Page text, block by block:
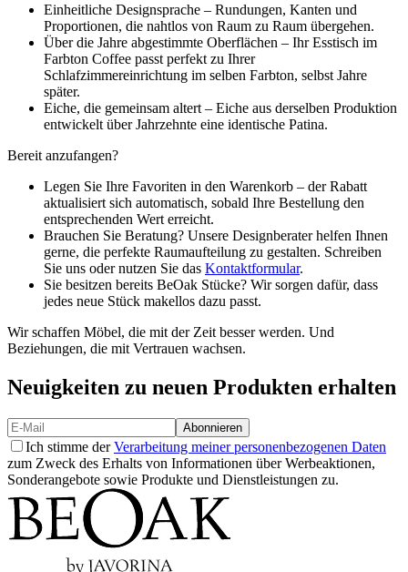
Einheitliche Designsprache – Rundungen, Kanten und
Proportionen, die nahtlos von Raum zu Raum übergehen.
Über die Jahre abgestimmte Oberflächen – Ihr Esstisch im
Farbton Coffee passt perfekt zu Ihrer
Schlafzimmereinrichtung im selben Farbton, selbst Jahre
später.
Eiche, die gemeinsam altert – Eiche aus derselben Produktion
entwickelt über Jahrzehnte eine identische Patina.
Bereit anzufangen?
Legen Sie Ihre Favoriten in den Warenkorb – der Rabatt
aktualisiert sich automatisch, sobald Ihre Bestellung den
entsprechenden Wert erreicht.
Brauchen Sie Beratung? Unsere Designberater helfen Ihnen
gerne, die perfekte Raumaufteilung zu gestalten. Schreiben
Sie uns oder nutzen Sie das Kontaktformular.
Sie besitzen bereits BeOak Stücke? Wir sorgen dafür, dass
jedes neue Stück makellos dazu passt.
Wir schaffen Möbel, die mit der Zeit besser werden. Und
Beziehungen, die mit Vertrauen wachsen.
Neuigkeiten zu neuen Produkten erhalten
Abonnieren
Ich stimme derVerarbeitung meiner personenbezogenen Daten
zum Zweck des Erhalts von Informationen über Werbeaktionen,
Sonderangebote sowie Produkte und Dienstleistungen zu.